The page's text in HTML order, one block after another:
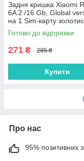
Задня кришка Xiaomi
6A 2 /16 Gb, Global
на 1 Sim-карту
скло камери
Готово до відправки
271 ₴ 285 ₴
Купити
Про нас
95% позитивних з